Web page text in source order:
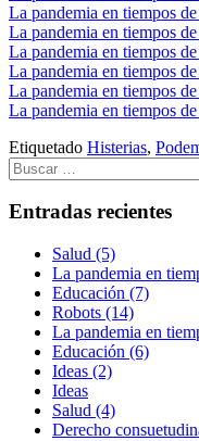
La pandemia en tiempos
La pandemia en tiempos
La pandemia en tiempos
La pandemia en tiempos
La pandemia en tiempos
La pandemia en tiempos
Etiquetado Histerias,
Buscar:
Entradas recientes
Salud (5)
La pandemia en
Educación (7)
Robots (14)
La pandemia en
Educación (6)
Ideas (2)
Ideas
Salud (4)
Derecho